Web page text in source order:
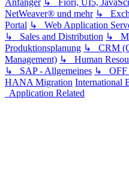
Anfänger ↳ Fiori, UI5,
NetWeaver® und mehr ↳
Portal ↳ Web Application
↳ Sales and Distribution ↳
Produktionsplanung ↳ CRM
Management) ↳ Human
↳ SAP - Allgemeines ↳ OFF
HANA Migration International
Application Related